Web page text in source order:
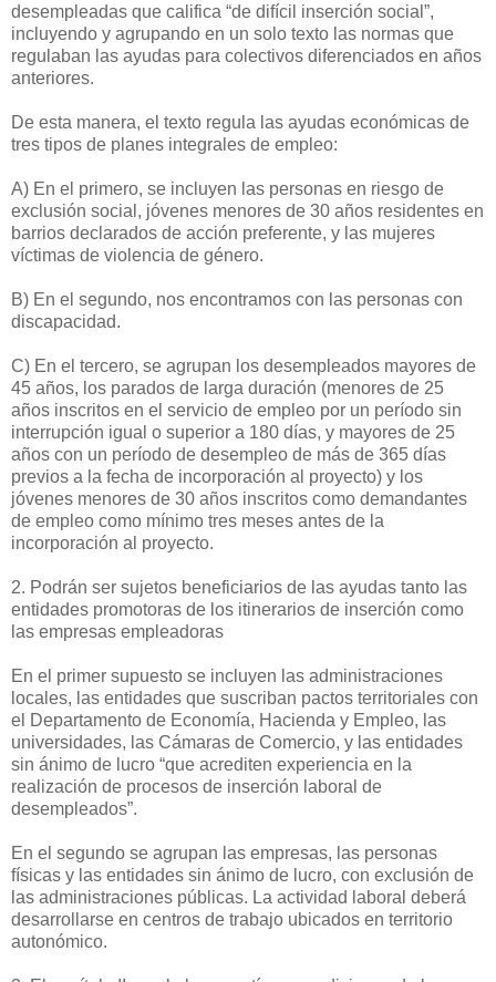
desempleadas que califica “de difícil inserción social”,
incluyendo y agrupando en un solo texto las normas que
regulaban las ayudas para colectivos diferenciados en años
anteriores.
De esta manera, el texto regula las ayudas económicas de
tres tipos de planes integrales de empleo:
A) En el primero, se incluyen las personas en riesgo de
exclusión social, jóvenes menores de 30 años residentes en
barrios declarados de acción preferente, y las mujeres
víctimas de violencia de género.
B) En el segundo, nos encontramos con las personas con
discapacidad.
C) En el tercero, se agrupan los desempleados mayores de
45 años, los parados de larga duración (menores de 25
años inscritos en el servicio de empleo por un período sin
interrupción igual o superior a 180 días, y mayores de 25
años con un período de desempleo de más de 365 días
previos a la fecha de incorporación al proyecto) y los
jóvenes menores de 30 años inscritos como demandantes
de empleo como mínimo tres meses antes de la
incorporación al proyecto.
2. Podrán ser sujetos beneficiarios de las ayudas tanto las
entidades promotoras de los itinerarios de inserción como
las empresas empleadoras
En el primer supuesto se incluyen las administraciones
locales, las entidades que suscriban pactos territoriales con
el Departamento de Economía, Hacienda y Empleo, las
universidades, las Cámaras de Comercio, y las entidades
sin ánimo de lucro “que acrediten experiencia en la
realización de procesos de inserción laboral de
desempleados”.
En el segundo se agrupan las empresas, las personas
físicas y las entidades sin ánimo de lucro, con exclusión de
las administraciones públicas. La actividad laboral deberá
desarrollarse en centros de trabajo ubicados en territorio
autonómico.